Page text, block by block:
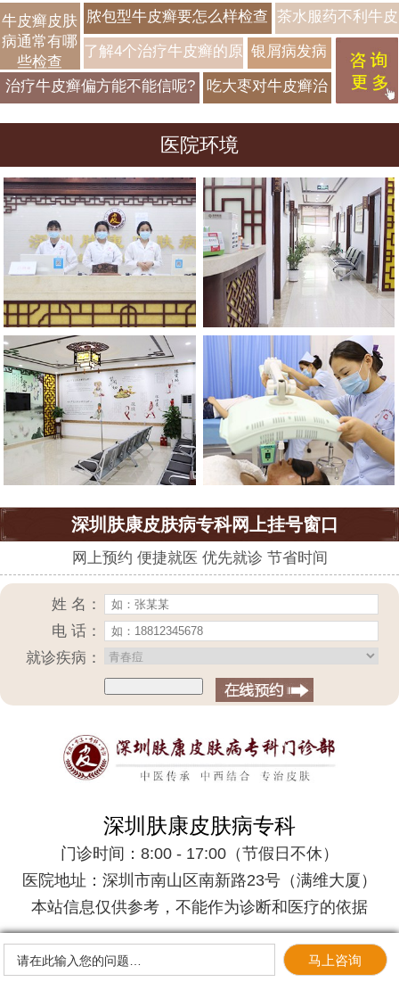
么
些
牛皮癣皮肤
病通常有哪
些检查
脓包型牛皮癣要怎么样检查
治疗
茶水服药不利牛皮
癣的治疗
了解4个治疗牛皮癣的原
则
银屑病发病
的季节性特
点有那些?
治疗牛皮癣偏方能不能信呢?
吃大枣对牛皮癣治
医院环境
深圳肤康皮肤病专科网上挂号窗口
网上预约 便捷就医 优先就诊 节省时间
姓 名：
电 话：
就诊疾病：
深圳肤康皮肤病专科
门诊时间：8:00 - 17:00（节假日不休）
医院地址：深圳市南山区南新路23号（满维大厦）
本站信息仅供参考，不能作为诊断和医疗的依据
请在此输入您的问题… 马上咨询